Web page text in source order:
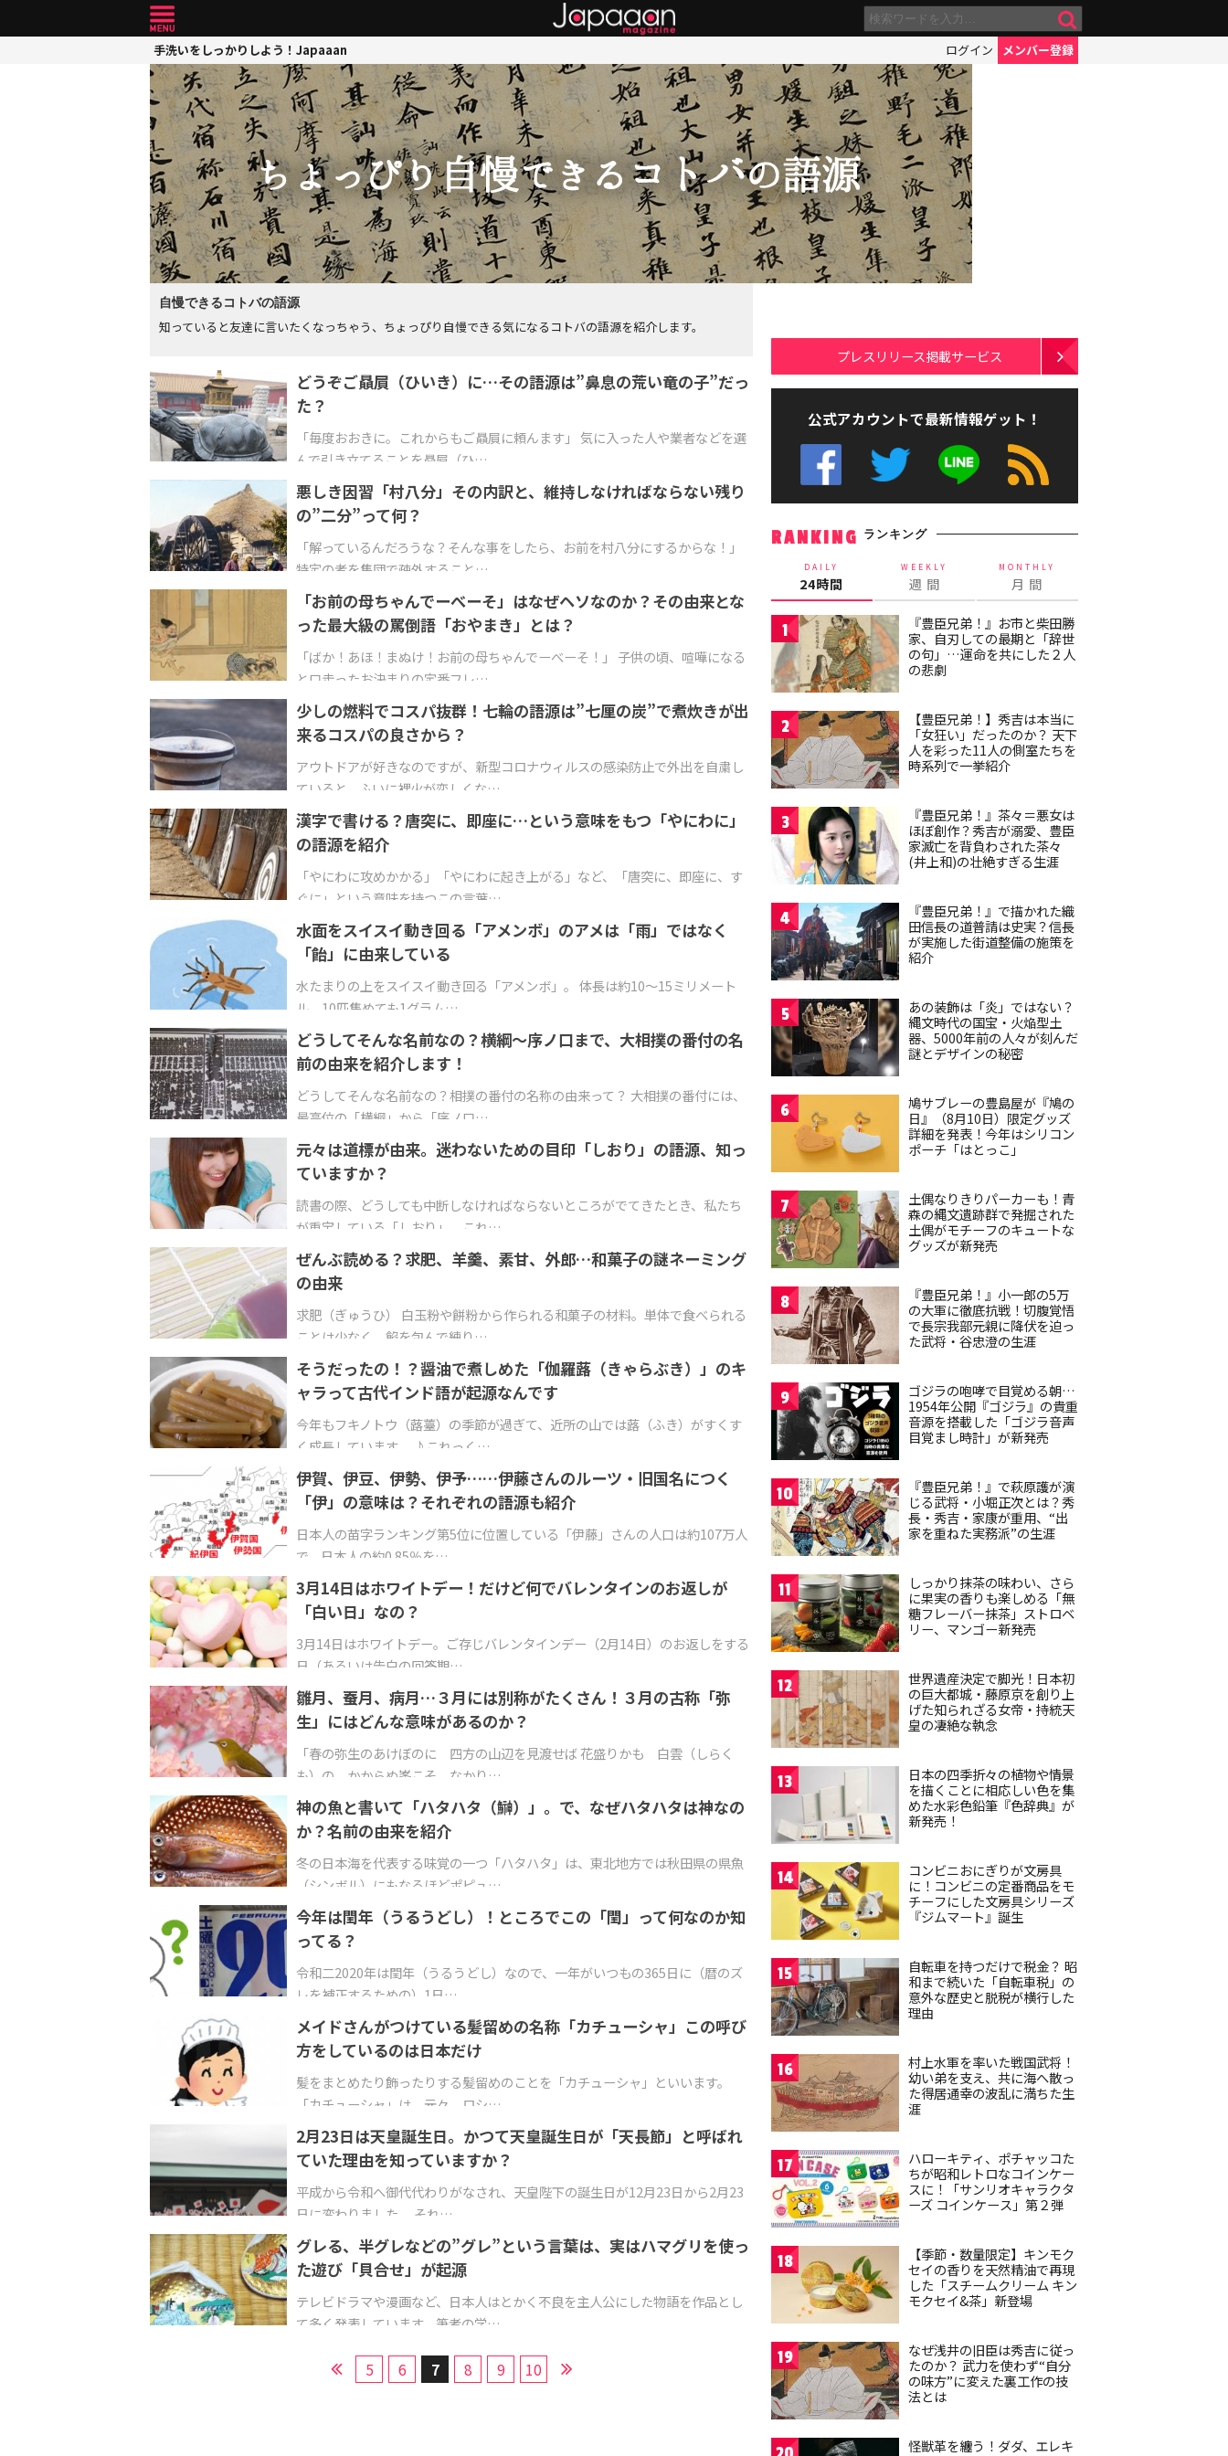
手洗いをしっかりしよう！Japaaan ログイン メンバー登録
自慢できるコトバの語源
知っていると友達に言いたくなっちゃう、ちょっぴり自慢できる気になるコトバの語源を紹介します。
どうぞご贔屓（ひいき）に…その語源は”鼻息の荒い竜の子”だっ
た？
「毎度おおきに。これからもご贔屓に頼んます」 気に入った人や業者などを選
んで引き立てることを贔屓（ひ…
悪しき因習「村八分」その内訳と、維持しなければならない残り
の”二分”って何？
「解っているんだろうな？そんな事をしたら、お前を村八分にするからな！」
特定の者を集団で疎外すること…
「お前の母ちゃんでーべーそ」はなぜヘソなのか？その由来とな
った最大級の罵倒語「おやまき」とは？
「ばか！あほ！まぬけ！お前の母ちゃんでーべーそ！」 子供の頃、喧嘩になる
と口走ったお決まりの定番フレ…
少しの燃料でコスパ抜群！七輪の語源は”七厘の炭”で煮炊きが出
来るコスパの良さから？
アウトドアが好きなのですが、新型コロナウィルスの感染防止で外出を自粛し
ていると、ふいに裸火が恋しくな…
漢字で書ける？唐突に、即座に…という意味をもつ「やにわに」
の語源を紹介
「やにわに攻めかかる」「やにわに起き上がる」など、「唐突に、即座に、す
ぐに」という意味を持つこの言葉…
水面をスイスイ動き回る「アメンボ」のアメは「雨」ではなく
「飴」に由来している
水たまりの上をスイスイ動き回る「アメンボ」。 体長は約10～15ミリメート
ル。10匹集めても1グラム…
どうしてそんな名前なの？横綱〜序ノ口まで、大相撲の番付の名
前の由来を紹介します！
どうしてそんな名前なの？相撲の番付の名称の由来って？ 大相撲の番付には、
最高位の「横綱」から「序ノ口…
元々は道標が由来。迷わないための目印「しおり」の語源、知っ
ていますか？
読書の際、どうしても中断しなければならないところがでてきたとき、私たち
が重宝している「しおり」。これ…
ぜんぶ読める？求肥、羊羹、素甘、外郎…和菓子の謎ネーミング
の由来
求肥（ぎゅうひ） 白玉粉や餅粉から作られる和菓子の材料。単体で食べられる
ことは少なく、餡を包んで練り…
そうだったの！？醤油で煮しめた「伽羅蕗（きゃらぶき）」のキ
ャラって古代インド語が起源なんです
今年もフキノトウ（蕗薹）の季節が過ぎて、近所の山では蕗（ふき）がすくす
く成長しています。 ♪これっく…
伊賀、伊豆、伊勢、伊予……伊藤さんのルーツ・旧国名につく
「伊」の意味は？それぞれの語源も紹介
日本人の苗字ランキング第5位に位置している「伊藤」さんの人口は約107万人
で、日本人の約0.85％を…
3月14日はホワイトデー！だけど何でバレンタインのお返しが
「白い日」なの？
3月14日はホワイトデー。ご存じバレンタインデー（2月14日）のお返しをする
日（あるいは告白の回答期…
雛月、蚕月、病月…３月には別称がたくさん！３月の古称「弥
生」にはどんな意味があるのか？
「春の弥生のあけぼのに 四方の山辺を見渡せば 花盛りかも 白雲（しらく
も）の かからぬ峯こそ なかり…
神の魚と書いて「ハタハタ（鰰）」。で、なぜハタハタは神なの
か？名前の由来を紹介
冬の日本海を代表する味覚の一つ「ハタハタ」は、東北地方では秋田県の県魚
（シンボル）にもなるほどポピュ…
今年は閏年（うるうどし）！ところでこの「閏」って何なのか知
ってる？
令和二2020年は閏年（うるうどし）なので、一年がいつもの365日に（暦のズ
レを補正するための）1日…
メイドさんがつけている髪留めの名称「カチューシャ」この呼び
方をしているのは日本だけ
髪をまとめたり飾ったりする髪留めのことを「カチューシャ」といいます。
「カチューシャ」は、元々、ロシ…
2月23日は天皇誕生日。かつて天皇誕生日が「天長節」と呼ばれ
ていた理由を知っていますか？
平成から令和へ御代代わりがなされ、天皇陛下の誕生日が12月23日から2月23
日に変わりました。 それ…
グレる、半グレなどの”グレ”という言葉は、実はハマグリを使っ
た遊び「貝合せ」が起源
テレビドラマや漫画など、日本人はとかく不良を主人公にした物語を作品とし
て多く発表しています。筆者の学…
5 6 7 8 9 10
プレスリリース掲載サービス
公式アカウントで最新情報ゲット！
RANKING ランキング
DAILY
24時間
WEEKLY
週 間
MONTHLY
月 間
1
『豊臣兄弟！』お市と柴田勝
家、自刃しての最期と「辞世
の句」…運命を共にした２人
の悲劇
2
【豊臣兄弟！】秀吉は本当に
「女狂い」だったのか？ 天下
人を彩った11人の側室たちを
時系列で一挙紹介
3
『豊臣兄弟！』茶々＝悪女は
ほぼ創作？秀吉が溺愛、豊臣
家滅亡を背負わされた茶々
(井上和)の壮絶すぎる生涯
4
『豊臣兄弟！』で描かれた織
田信長の道普請は史実？信長
が実施した街道整備の施策を
紹介
5
あの装飾は「炎」ではない？
縄文時代の国宝・火焔型土
器、5000年前の人々が刻んだ
謎とデザインの秘密
6
鳩サブレーの豊島屋が『鳩の
日』（8月10日）限定グッズ
詳細を発表！今年はシリコン
ポーチ「はとっこ」
7
土偶なりきりパーカーも！青
森の縄文遺跡群で発掘された
土偶がモチーフのキュートな
グッズが新発売
8
『豊臣兄弟！』小一郎の5万
の大軍に徹底抗戦！切腹覚悟
で長宗我部元親に降伏を迫っ
た武将・谷忠澄の生涯
9
ゴジラの咆哮で目覚める朝…
1954年公開『ゴジラ』の貴重
音源を搭載した「ゴジラ音声
目覚まし時計」が新発売
10
『豊臣兄弟！』で萩原護が演
じる武将・小堀正次とは？秀
長・秀吉・家康が重用、“出
家を重ねた実務派”の生涯
11
しっかり抹茶の味わい、さら
に果実の香りも楽しめる「無
糖フレーバー抹茶」ストロベ
リー、マンゴー新発売
12
世界遺産決定で脚光！日本初
の巨大都城・藤原京を創り上
げた知られざる女帝・持統天
皇の凄絶な執念
13
日本の四季折々の植物や情景
を描くことに相応しい色を集
めた水彩色鉛筆『色辞典』が
新発売！
14
コンビニおにぎりが文房具
に！コンビニの定番商品をモ
チーフにした文房具シリーズ
『ジムマート』誕生
15
自転車を持つだけで税金？ 昭
和まで続いた「自転車税」の
意外な歴史と脱税が横行した
理由
16
村上水軍を率いた戦国武将！
幼い弟を支え、共に海へ散っ
た得居通幸の波乱に満ちた生
涯
17
ハローキティ、ポチャッコた
ちが昭和レトロなコインケー
スに！「サンリオキャラクタ
ーズ コインケース」第２弾
18
【季節・数量限定】キンモク
セイの香りを天然精油で再現
した「スチームクリーム キン
モクセイ&茶」新登場
19
なぜ浅井の旧臣は秀吉に従っ
たのか？ 武力を使わず“自分
の味方”に変えた裏工作の技
法とは
怪獣革を纏う！ダダ、エレキ